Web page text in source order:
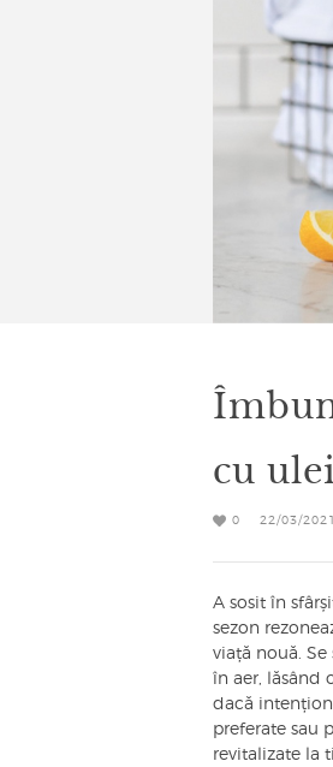
cu
0 22/03/
A sosit în
sezon
viață nouă.
în aer, lăsând
dacă
preferate sau
revitalizate la